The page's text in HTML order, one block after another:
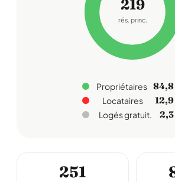
219
rés. princ.
Propriétaires 84,8
Locataires 12,9
Logés gratuit. 2,3
251